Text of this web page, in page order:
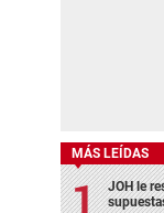
MÁS LEÍDAS
JOH le